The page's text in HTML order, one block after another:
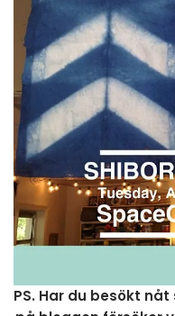
PS. Har du besökt